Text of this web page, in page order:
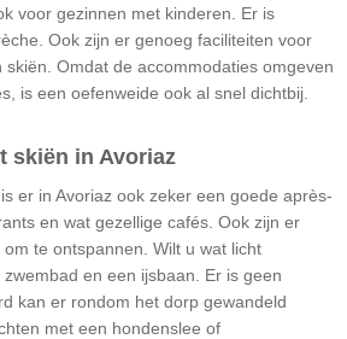
voor gezinnen met kinderen. Er is
Ook zijn er genoeg faciliteiten voor
Omdat de accommodaties omgeven
is een oefenweide ook al snel dichtbij.
skiën in Avoriaz
er in Avoriaz ook zeker een goede après-
en wat gezellige cafés. Ook zijn er
te ontspannen. Wilt u wat licht
en een ijsbaan. Er is geen
kan er rondom het dorp gewandeld
met een hondenslee of